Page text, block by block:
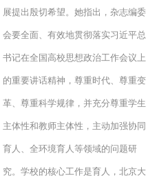
展提出殷切希望。她指出，杂志编委
会要全面、有效地贯彻落实习近平总
书记在全国高校思想政治工作会议上
的重要讲话精神，尊重时代、尊重变
革、尊重科学规律，并充分尊重学生
主体性和教师主体性，主动加强协同
育人、全环境育人等领域的问题研
究。学校的核心工作是育人，北京大